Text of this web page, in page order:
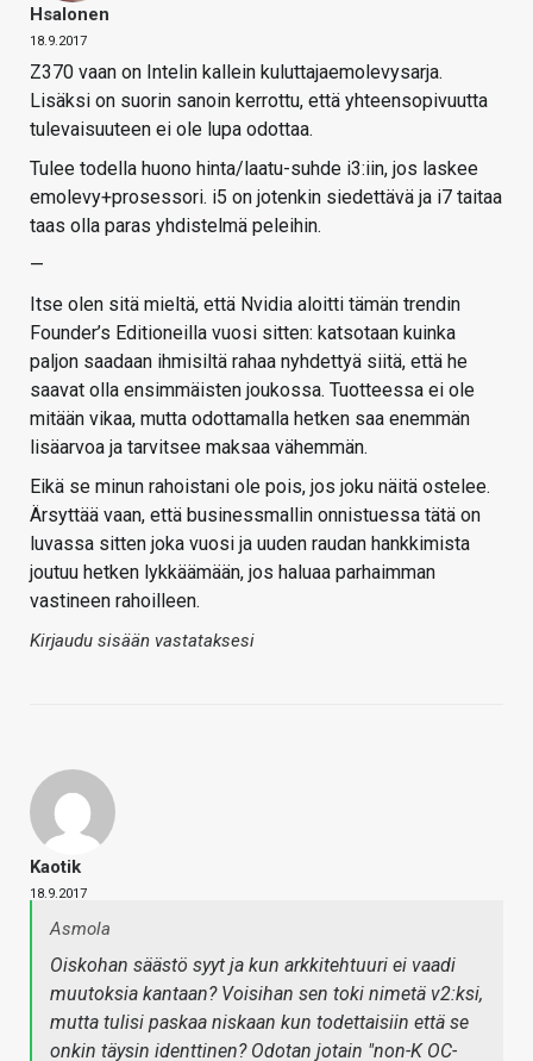
Hsalonen
18.9.2017
Z370 vaan on Intelin kallein kuluttajaemolevysarja.
Lisäksi on suorin sanoin kerrottu, että yhteensopivuutta
tulevaisuuteen ei ole lupa odottaa.
Tulee todella huono hinta/laatu-suhde i3:iin, jos laskee
emolevy+prosessori. i5 on jotenkin siedettävä ja i7 taitaa
taas olla paras yhdistelmä peleihin.
—
Itse olen sitä mieltä, että Nvidia aloitti tämän trendin
Founder’s Editioneilla vuosi sitten: katsotaan kuinka
paljon saadaan ihmisiltä rahaa nyhdettyä siitä, että he
saavat olla ensimmäisten joukossa. Tuotteessa ei ole
mitään vikaa, mutta odottamalla hetken saa enemmän
lisäarvoa ja tarvitsee maksaa vähemmän.
Eikä se minun rahoistani ole pois, jos joku näitä ostelee.
Ärsyttää vaan, että businessmallin onnistuessa tätä on
luvassa sitten joka vuosi ja uuden raudan hankkimista
joutuu hetken lykkäämään, jos haluaa parhaimman
vastineen rahoilleen.
Kirjaudu sisään vastataksesi
Kaotik
18.9.2017
Asmola
Oiskohan säästö syyt ja kun arkkitehtuuri ei vaadi
muutoksia kantaan? Voisihan sen toki nimetä v2:ksi,
mutta tulisi paskaa niskaan kun todettaisiin että se
onkin täysin identtinen? Odotan jotain "non-K OC-